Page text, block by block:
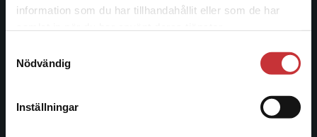
information som du har tillhandahållit eller som de har
Nödvändig
Inställningar
Det verkar som att du besöker
studentlitteratur.se via en enhet utanför Sverige.
Vi erbjuder inte leveranser utanför Sverige. För
att kunna slutföra ett köp måste
informationstjänster i utbudet, finns Studentlitteratur med